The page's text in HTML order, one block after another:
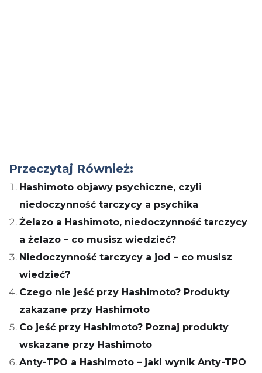
Przeczytaj Również:
Hashimoto objawy psychiczne, czyli
niedoczynność tarczycy a psychika
Żelazo a Hashimoto, niedoczynność tarczycy
a żelazo – co musisz wiedzieć?
Niedoczynność tarczycy a jod – co musisz
wiedzieć?
Czego nie jeść przy Hashimoto? Produkty
zakazane przy Hashimoto
Co jeść przy Hashimoto? Poznaj produkty
wskazane przy Hashimoto
Anty-TPO a Hashimoto – jaki wynik Anty-TPO